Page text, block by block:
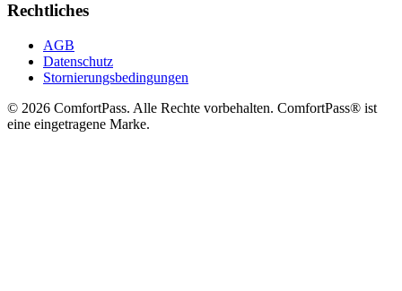
Rechtliches
AGB
Datenschutz
Stornierungsbedingungen
© 2026 ComfortPass. Alle Rechte vorbehalten. ComfortPass® ist
eine eingetragene Marke.